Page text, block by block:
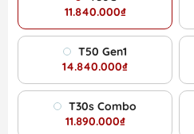
11.840.000₫
T50 Gen1
14.840.000₫
T30s Combo
11.890.000₫